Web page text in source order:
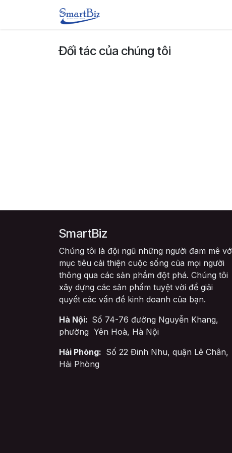
Bỏ qua để đến Nội dung
Đối tác của chúng tôi
SmartBiz
Chúng tôi là đội ngũ những người đam mê
mục tiêu cải thiện cuộc sống của mọi người
thông qua các sản phẩm đột phá. Chúng tôi
xây dựng các sản phẩm tuyệt vời để giải
quyết các vấn đề kinh doanh của bạn.
Hà Nội: Số 74-76 đường Nguyễn Khang,
phường Yên Hoà, Hà Nội
Hải Phòng: Số 22 Đinh Nhu, quận Lê Chân,
Hải Phòng